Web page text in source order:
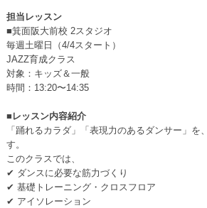
担当レッスン
■箕面阪大前校 2スタジオ
毎週土曜日（4/4スタート）
JAZZ育成クラス
対象：キッズ＆一般
時間：13:20〜14:35
■レッスン内容紹介
「踊れるカラダ」「表現力のあるダンサー」を
す。
このクラスでは、
✔ ダンスに必要な筋力づくり
✔ 基礎トレーニング・クロスフロア
✔ アイソレーション